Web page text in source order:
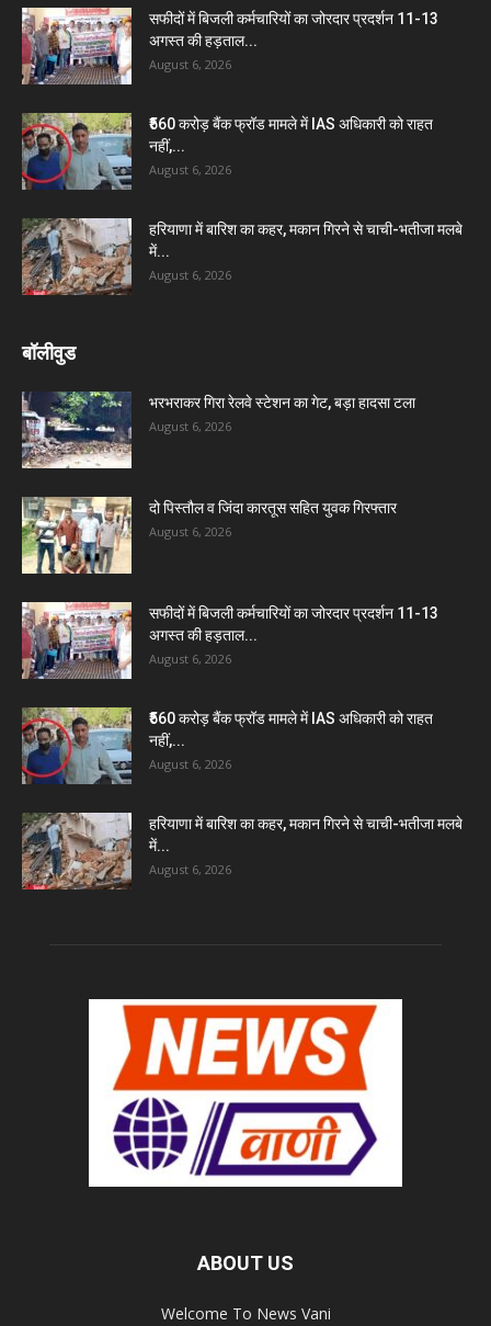
सफीदों में बिजली कर्मचारियों का जोरदार प्रदर्शन 11-13
अगस्त की हड़ताल...
August 6, 2026
₹560 करोड़ बैंक फ्रॉड मामले में IAS अधिकारी को राहत
नहीं,...
August 6, 2026
हरियाणा में बारिश का कहर, मकान गिरने से चाची-भतीजा मलबे
में...
August 6, 2026
बॉलीवुड
भरभराकर गिरा रेलवे स्टेशन का गेट, बड़ा हादसा टला
August 6, 2026
दो पिस्तौल व जिंदा कारतूस सहित युवक गिरफ्तार
August 6, 2026
सफीदों में बिजली कर्मचारियों का जोरदार प्रदर्शन 11-13
अगस्त की हड़ताल...
August 6, 2026
₹560 करोड़ बैंक फ्रॉड मामले में IAS अधिकारी को राहत
नहीं,...
August 6, 2026
हरियाणा में बारिश का कहर, मकान गिरने से चाची-भतीजा मलबे
में...
August 6, 2026
ABOUT US
Welcome To News Vani